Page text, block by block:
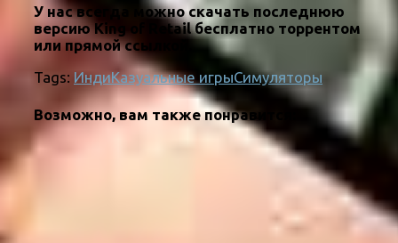
У нас всегда можно скачать последнюю
версию King of Retail бесплатно торрентом
или прямой ссылкой.
Tags: ИндиКазуальные игрыСимуляторы
Возможно, вам также понравится: